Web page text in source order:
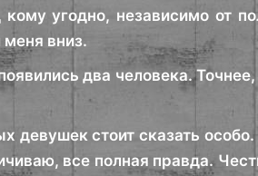
угодно, независимо от
вниз.
два человека.
девушек стоит сказать
все полная правда.